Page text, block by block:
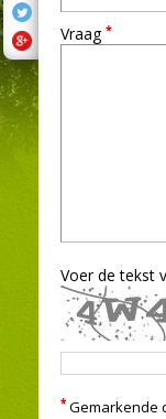
Vraag *
Voer de tekst
* Gemarkende